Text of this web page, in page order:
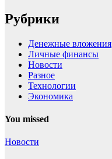
Рубрики
Денежные вложения
Личные финансы
Новости
Разное
Технологии
Экономика
You missed
Новости